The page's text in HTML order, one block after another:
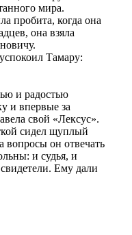
мира.
пробита, когда она
она взяла
Тамару:
и радостью
и впервые за
свой «Лексус».
сидел щуплый
он отвечать
и судья, и
Ему дали